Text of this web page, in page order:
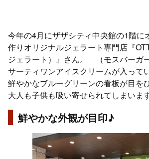
今年の4月にザザシティ中央館の1階に
作りオリジナルジェラート専門店『
ジェラート）』さん。 （モスバーガ
サーティワンアイスクリームが入って
鮮やかなブルーグリーンの看板が目を
大人も子供も吸い寄せられてしまいま
鮮やかな外観が目印♪